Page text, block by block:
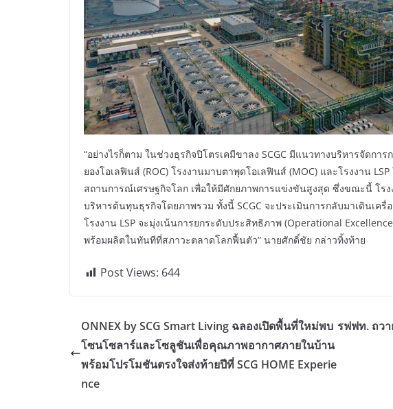
“อย่างไรก็ตาม ในช่วงธุรกิจปิโตรเคมีขาลง SCGC มีแนวทางบริหารจัดกา
ยองโอเลฟินส์ (ROC) โรงงานมาบตาพุดโอเลฟินส์ (MOC) และโรงงาน
สถานการณ์เศรษฐกิจโลก เพื่อให้มีศักยภาพการแข่งขันสูงสุด ซึ่งขณะนี้ โรง
บริหารต้นทุนธุรกิจโดยภาพรวม ทั้งนี้ SCGC จะประเมินการกลับมาเดินเค
โรงงาน LSP จะมุ่งเน้นการยกระดับประสิทธิภาพ (Operational
พร้อมผลิตในทันทีที่สภาวะตลาดโลกฟื้นตัว” นายศักดิ์ชัย กล่าวทิ้งท้าย
Post Views: 644
ONNEX by SCG Smart Living ฉลองเปิดพื้นที่ใหม่พบ
โซนโซลาร์และโซลูชันเพื่อคุณภาพอากาศภายในบ้าน
พร้อมโปรโมชันตรงใจส่งท้ายปีที่ SCG HOME Experie
nce
รฟฟท. ถว